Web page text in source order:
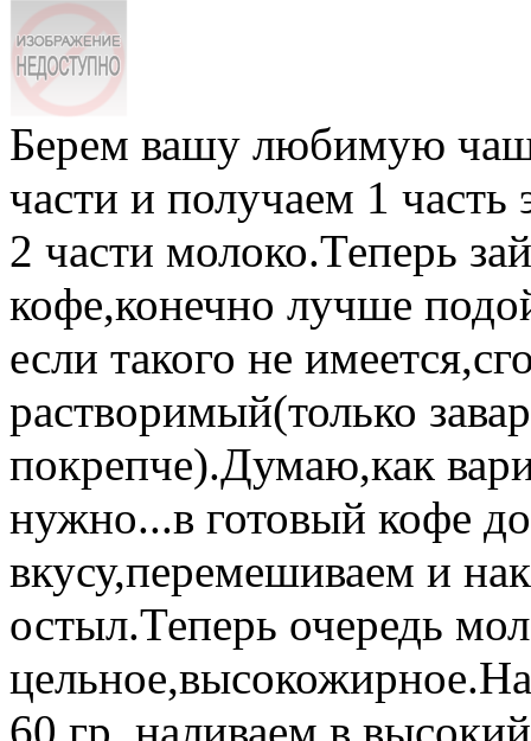
Берем вашу любимую
части и получаем 1 часть
2 части молоко.Теперь
кофе,конечно лучше
если такого не
растворимый(только
покрепче).Думаю,как
нужно...в готовый кофе
вкусу,перемешиваем и
остыл.Теперь очередь